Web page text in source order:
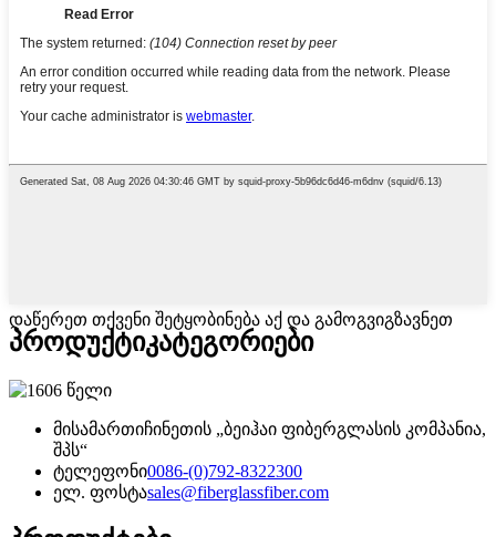
დაწერეთ თქვენი შეტყობინება აქ და გამოგვიგზავნეთ
პროდუქტიკატეგორიები
მისამართიჩინეთის „ბეიჰაი ფიბერგლასის კომპანია,
შპს“
ტელეფონი0086-(0)792-8322300
ელ. ფოსტაsales@fiberglassfiber.com